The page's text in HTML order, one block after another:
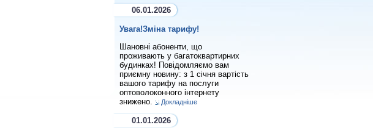
06.01.2026
Увага!Зміна тарифу!
Шановні абоненти, що
проживають у багатоквартирних
будинках! Повідомляємо вам
приємну новину: з 1 січня вартість
вашого тарифу на послуги
оптоволоконного інтернету
знижено.
Докладніше
01.01.2026